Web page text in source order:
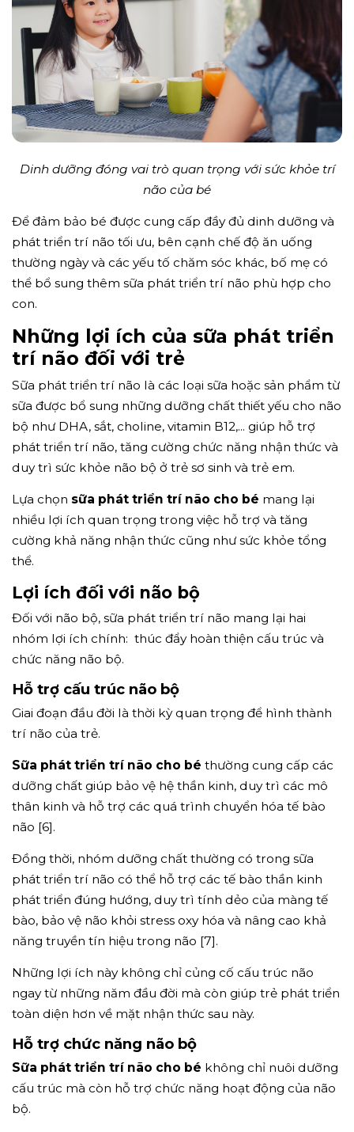
Dinh dưỡng đóng vai trò quan trọng với sức khỏe trí
não của bé
Để đảm bảo bé được cung cấp đầy đủ dinh dưỡng và
phát triển trí não tối ưu, bên cạnh chế độ ăn uống
thường ngày và các yếu tố chăm sóc khác, bố mẹ có
thể bổ sung thêm sữa phát triển trí não phù hợp cho
con.
Những lợi ích của sữa phát triển
trí não đối với trẻ
Sữa phát triển trí não là các loại sữa hoặc sản phẩm từ
sữa được bổ sung những dưỡng chất thiết yếu cho não
bộ như DHA, sắt, choline, vitamin B12,... giúp hỗ trợ
phát triển trí não, tăng cường chức năng nhận thức và
duy trì sức khỏe não bộ ở trẻ sơ sinh và trẻ em.
Lựa chọn sữa phát triển trí não cho bé mang lại
nhiều lợi ích quan trọng trong việc hỗ trợ và tăng
cường khả năng nhận thức cũng như sức khỏe tổng
thể.
Lợi ích đối với não bộ
Đối với não bộ, sữa phát triển trí não mang lại hai
nhóm lợi ích chính: thúc đẩy hoàn thiện cấu trúc và
chức năng não bộ.
Hỗ trợ cấu trúc não bộ
Giai đoạn đầu đời là thời kỳ quan trọng để hình thành
trí não của trẻ.
Sữa phát triển trí não cho bé thường cung cấp các
dưỡng chất giúp bảo vệ hệ thần kinh, duy trì các mô
thân kinh và hỗ trợ các quá trình chuyển hóa tế bào
não [6].
Đồng thời, nhóm dưỡng chất thường có trong sữa
phát triển trí não có thể hỗ trợ các tế bào thần kinh
phát triển đúng hướng, duy trì tính dẻo của màng tế
bào, bảo vệ não khỏi stress oxy hóa và nâng cao khả
năng truyền tín hiệu trong não [7].
Những lợi ích này không chỉ củng cố cấu trúc não
ngay từ những năm đầu đời mà còn giúp trẻ phát triển
toàn diện hơn về mặt nhận thức sau này.
Hỗ trợ chức năng não bộ
Sữa phát triển trí não cho bé không chỉ nuôi dưỡng
cấu trúc mà còn hỗ trợ chức năng hoạt động của não
bộ.